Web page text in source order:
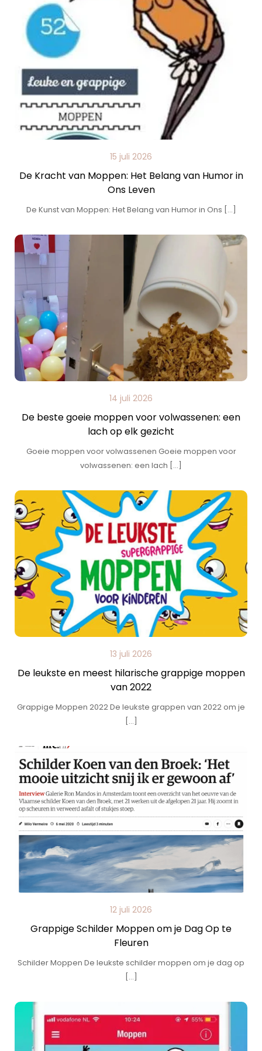
15 juli 2026
De Kracht van Moppen: Het Belang van Humor in
Ons Leven
De Kunst van Moppen: Het Belang van Humor in Ons […]
14 juli 2026
De beste goeie moppen voor volwassenen: een
lach op elk gezicht
Goeie moppen voor volwassenen Goeie moppen voor
volwassenen: een lach […]
13 juli 2026
De leukste en meest hilarische grappige moppen
van 2022
Grappige Moppen 2022 De leukste grappen van 2022 om je
[…]
12 juli 2026
Grappige Schilder Moppen om je Dag Op te
Fleuren
Schilder Moppen De leukste schilder moppen om je dag op
[…]